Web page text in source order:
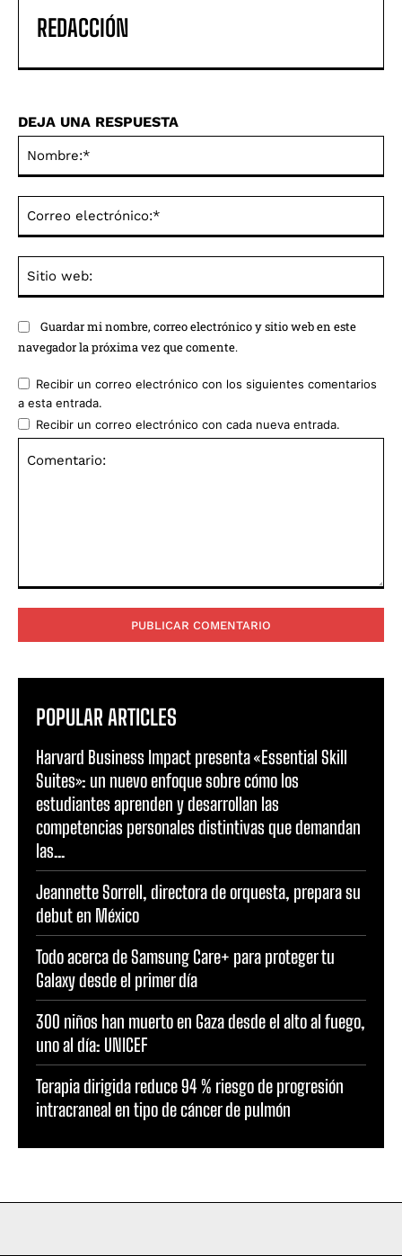
REDACCIÓN
DEJA UNA RESPUESTA
Guardar mi nombre, correo electrónico y sitio web en este
navegador la próxima vez que comente.
Recibir un correo electrónico con los siguientes comentarios
a esta entrada.
Recibir un correo electrónico con cada nueva entrada.
POPULAR ARTICLES
Harvard Business Impact presenta «Essential Skill
Suites»: un nuevo enfoque sobre cómo los
estudiantes aprenden y desarrollan las
competencias personales distintivas que demandan
las...
Jeannette Sorrell, directora de orquesta, prepara su
debut en México
Todo acerca de Samsung Care+ para proteger tu
Galaxy desde el primer día
300 niños han muerto en Gaza desde el alto al fuego,
uno al día: UNICEF
Terapia dirigida reduce 94 % riesgo de progresión
intracraneal en tipo de cáncer de pulmón